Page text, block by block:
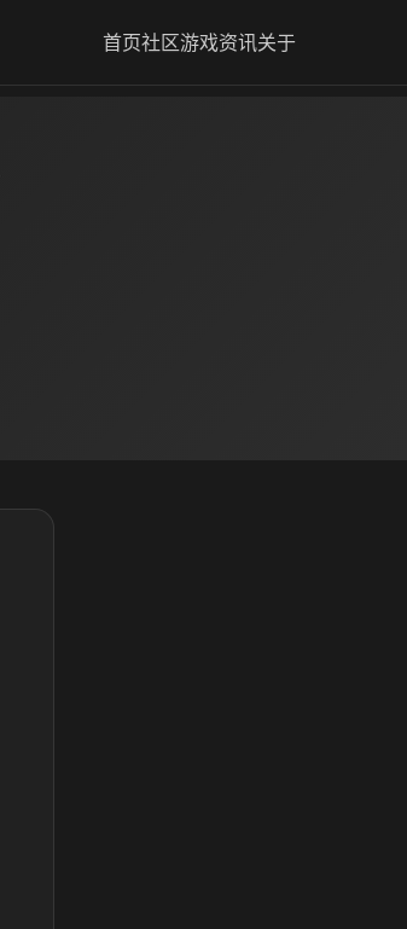
首页社区游戏资讯关于